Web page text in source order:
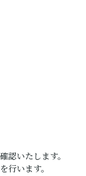
いたします。
います。